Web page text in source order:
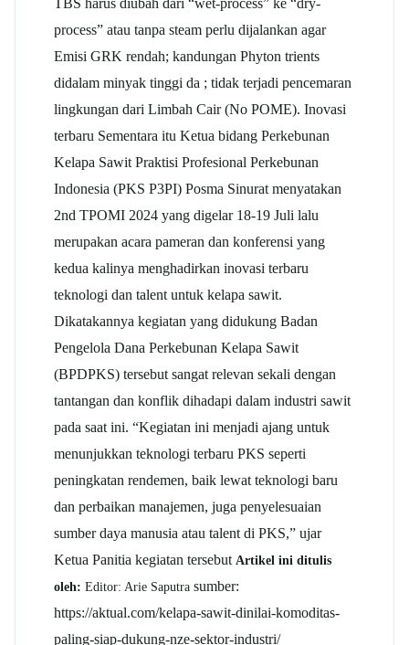
process” atau tanpa steam perlu dijalankan agar
Emisi GRK rendah; kandungan Phyton trients
didalam minyak tinggi da ; tidak terjadi pencemaran
lingkungan dari Limbah Cair (No POME). Inovasi
terbaru Sementara itu Ketua bidang Perkebunan
Kelapa Sawit Praktisi Profesional Perkebunan
Indonesia (PKS P3PI) Posma Sinurat menyatakan
2nd TPOMI 2024 yang digelar 18-19 Juli lalu
merupakan acara pameran dan konferensi yang
kedua kalinya menghadirkan inovasi terbaru
teknologi dan talent untuk kelapa sawit.
Dikatakannya kegiatan yang didukung Badan
Pengelola Dana Perkebunan Kelapa Sawit
(BPDPKS) tersebut sangat relevan sekali dengan
tantangan dan konflik dihadapi dalam industri sawit
pada saat ini. “Kegiatan ini menjadi ajang untuk
menunjukkan teknologi terbaru PKS seperti
peningkatan rendemen, baik lewat teknologi baru
dan perbaikan manajemen, juga penyelesuaian
sumber daya manusia atau talent di PKS,” ujar
Ketua Panitia kegiatan tersebut Artikel ini ditulis
oleh: Editor: Arie Saputra sumber:
https://aktual.com/kelapa-sawit-dinilai-komoditas-
paling-siap-dukung-nze-sektor-industri/